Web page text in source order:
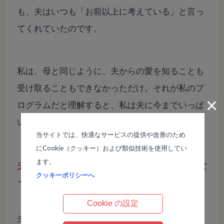
も、夫はいつも「お前以上に考えている」と言っ
てくれていたのです。
私は、母と同じように、夫からの愛を知ることも
受け取ることもできなかっただけ。それが私のプ
ログラムだと理解すると、私は夫に今までいっぱ
い愛されていたと気づくことができました。
夫婦でコミニケーションが取れるようにな
った
夫を京都のイベントに誘うことができ、一日を通
×
当サイトでは、快適なサービスの提供や改善のため
にCookie（クッキー）および類似技術を使用してい
ます。
クッキーポリシーへ
Cookie の設定